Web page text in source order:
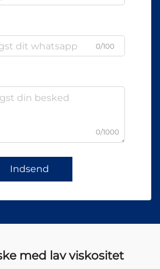
0/100
0/1000
Indsend
med lav viskositet